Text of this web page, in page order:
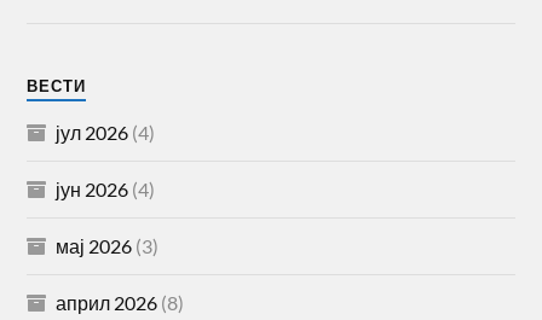
ВЕСТИ
јул 2026 (4)
јун 2026 (4)
мај 2026 (3)
април 2026 (8)